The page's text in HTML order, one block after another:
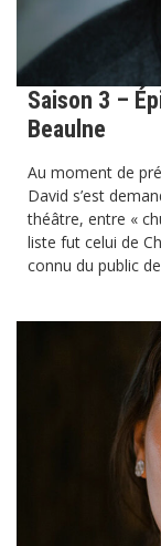
Saison 3 –
Beaulne
Au moment de
David s’est
théâtre, entre «
liste fut celui de
connu du public